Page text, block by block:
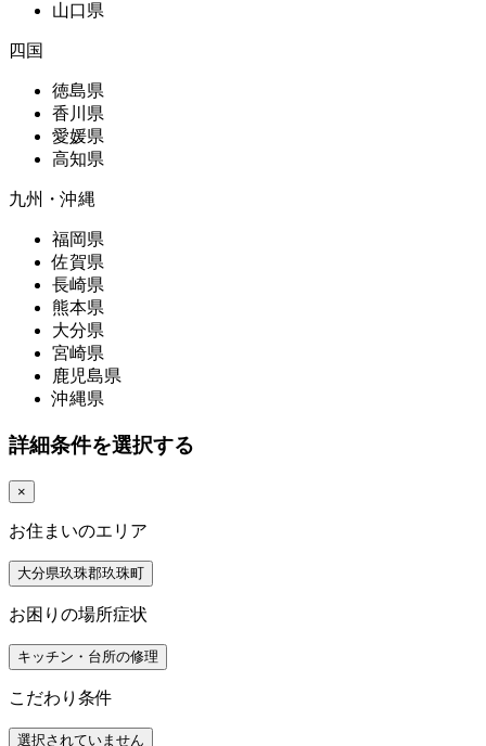
山口県
四国
徳島県
香川県
愛媛県
高知県
九州・沖縄
福岡県
佐賀県
長崎県
熊本県
大分県
宮崎県
鹿児島県
沖縄県
詳細条件を選択する
×
お住まいのエリア
大分県玖珠郡玖珠町
お困りの場所症状
キッチン・台所の修理
こだわり条件
選択されていません